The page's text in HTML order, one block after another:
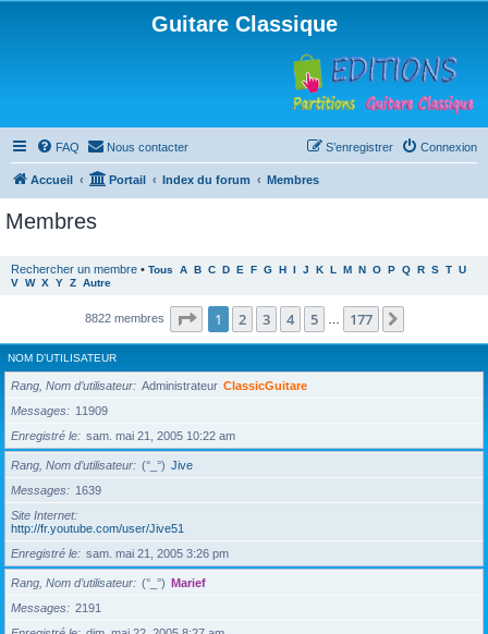
Guitare Classique
FAQ Nous contacter Connexion
S’enregistrer
Accueil Portail Index du forum Membres
Membres
Rechercher un membre • Tous A B C D E F G H I J K L M N O P Q R S T U
V W X Y Z Autre
8822 membres Page 1sur177
1 2 3 4 5 177
NOM D’UTILISATEUR
Rang, Nom d’utilisateur Administrateur ClassicGuitare
Messages
11909
Enregistré le
sam. mai 21, 2005 10:22 am
Rang, Nom d’utilisateur (°_°) Jive
Messages
1639
Site Internet
http://fr.youtube.com/user/Jive51
Enregistré le
sam. mai 21, 2005 3:26 pm
Rang, Nom d’utilisateur (°_°) Marief
Messages
2191